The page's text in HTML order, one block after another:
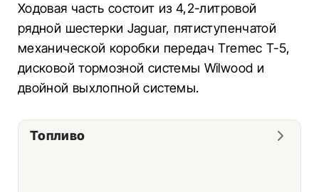
Ходовая часть состоит из 4,2-литровой
рядной шестерки Jaguar, пятиступенчатой
механической коробки передач Tremec T-5,
дисковой тормозной системы Wilwood и
двойной выхлопной системы.
Топливо